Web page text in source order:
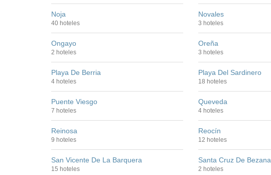
Noja
40 hoteles
Novales
3 hoteles
Ongayo
2 hoteles
Oreña
3 hoteles
Playa De Berria
4 hoteles
Playa Del Sardinero
18 hoteles
Puente Viesgo
7 hoteles
Queveda
4 hoteles
Reinosa
9 hoteles
Reocín
12 hoteles
San Vicente De La Barquera
15 hoteles
Santa Cruz De Bezana
2 hoteles